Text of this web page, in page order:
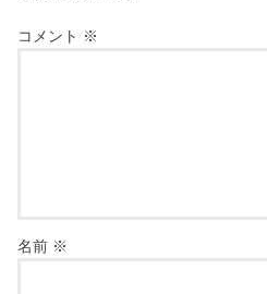
コメント ※
名前 ※